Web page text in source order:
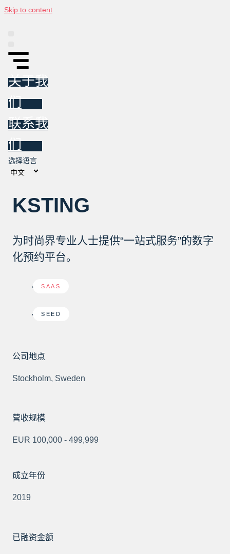
Skip to content
关于我
们
联系我
们
选择语言
KSTING
为时尚界专业人士提供“一站式服务”的数字
化预约平台。
SAAS
SEED
公司地点
Stockholm, Sweden
营收规模
EUR 100,000 - 499,999
成立年份
2019
已融资金额